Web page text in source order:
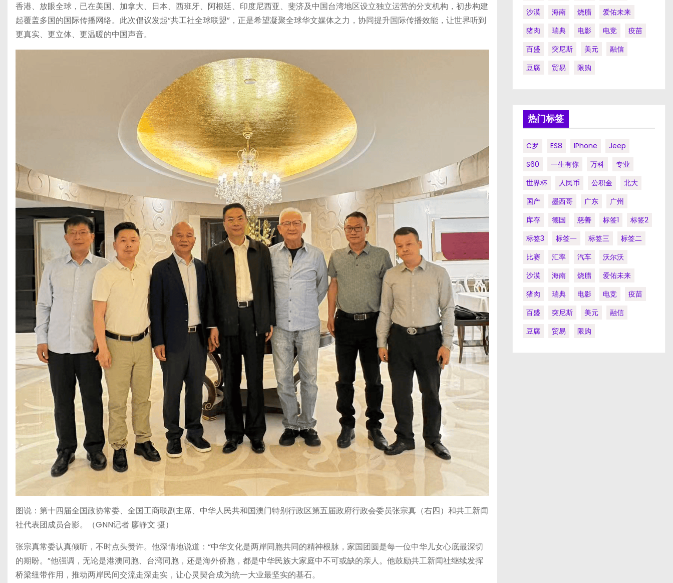
香港、放眼全球，已在美国、加拿大、日本、西班牙、阿根廷、印度尼西亚、斐济及中国台湾地区设立独立运营的分支机构，初步构建
起覆盖多国的国际传播网络。此次倡议发起“共工社全球联盟”，正是希望凝聚全球华文媒体之力，协同提升国际传播效能，让世界听到
更真实、更立体、更温暖的中国声音。
图说：第十四届全国政协常委、全国工商联副主席、中华人民共和国澳门特别行政区第五届政府行政会委员张宗真（右四）和共工新闻
社代表团成员合影。（GNN记者 廖静文 摄）
张宗真常委认真倾听，不时点头赞许。他深情地说道：“中华文化是两岸同胞共同的精神根脉，家国团圆是每一位中华儿女心底最深切
的期盼。”他强调，无论是港澳同胞、台湾同胞，还是海外侨胞，都是中华民族大家庭中不可或缺的亲人。他鼓励共工新闻社继续发挥
桥梁纽带作用，推动两岸民间交流走深走实，让心灵契合成为统一大业最坚实的基石。
沙漠
海南 烧腊
爱佑未来
猪肉
瑞典 电影 电竞
疫苗
百盛
突尼斯 美元
融信
豆腐
贸易 限购
热门标签
C罗 ES8 IPhone
Jeep
S60
一生有你 万科
专业
世界杯
人民币 公积金
北大
国产
墨西哥 广东
广州
库存
德国 慈善 标签1
标签2
标签3
标签一 标签三
标签二
比赛
汇率 汽车
沃尔沃
沙漠
海南 烧腊
爱佑未来
猪肉
瑞典 电影 电竞
疫苗
百盛
突尼斯 美元
融信
豆腐
贸易 限购